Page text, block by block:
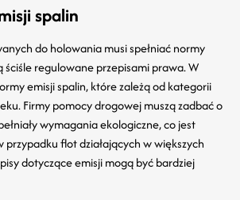
spalin
do holowania musi spełniać normy
ściśle regulowane przepisami prawa. W
emisji spalin, które zależą od kategorii
Firmy pomocy drogowej muszą zadbać o
wymagania ekologiczne, co jest
przypadku flot działających w większych
dotyczące emisji mogą być bardziej